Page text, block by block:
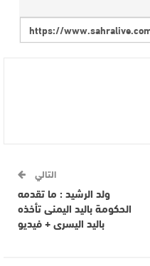
التالي
ولد الرشيد : ما تقدمه
الحكومة باليد اليمنى تأخذه
باليد اليسرى + فيديو